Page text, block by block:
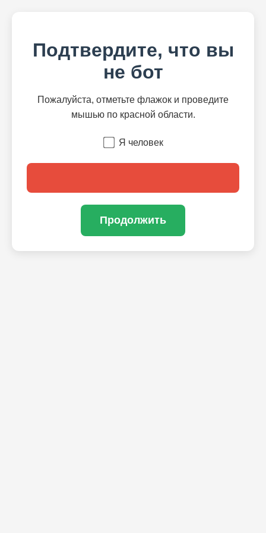
Подтвердите, что вы
не бот
Пожалуйста, отметьте флажок и проведите
мышью по красной области.
Я человек
Продолжить